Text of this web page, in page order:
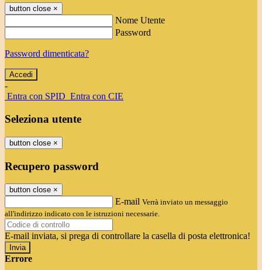
button close ×
Nome Utente
Password
Password dimenticata?
-
Entra con SPID Entra con CIE
Seleziona utente
button close ×
Recupero password
button close ×
E-mail Verrà inviato un messaggio
all'indirizzo indicato con le istruzioni necessarie.
E-mail inviata, si prega di controllare la casella di posta elettronica!
Errore